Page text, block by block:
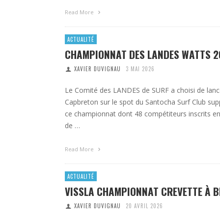
Read More
ACTUALITÉ
CHAMPIONNAT DES LANDES WATTS
XAVIER DUVIGNAU 3 MAI 2026
Le Comité des LANDES de SURF a choisi de
Capbreton sur le spot du Santocha Surf Club
ce championnat dont 48 compétiteurs inscrits
de …
Read More
ACTUALITÉ
VISSLA CHAMPIONNAT CREVETTE À
XAVIER DUVIGNAU 20 AVRIL 2026